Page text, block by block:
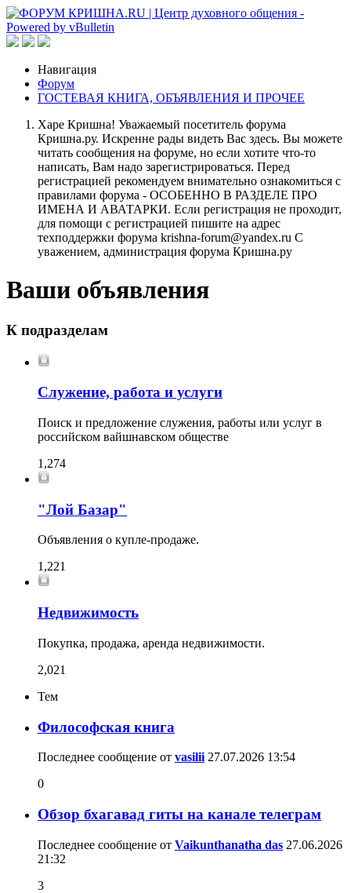
Навигация
Форум
ГОСТЕВАЯ КНИГА, ОБЪЯВЛЕНИЯ И ПРОЧЕЕ
Харе Кришна! Уважаемый посетитель форума
Кришна.ру. Искренне рады видеть Вас здесь. Вы можете
читать сообщения на форуме, но если хотите что-то
написать, Вам надо зарегистрироваться. Перед
регистрацией рекомендуем внимательно ознакомиться с
правилами форума - ОСОБЕННО В РАЗДЕЛЕ ПРО
ИМЕНА И АВАТАРКИ. Если регистрация не проходит,
для помощи с регистрацией пишите на адрес
техподдержки форума krishna-forum@yandex.ru С
уважением, администрация форума Кришна.ру
Ваши объявления
К подразделам
Служение, работа и услуги
Поиск и предложение служения, работы или услуг в
российском вайшнавском обществе
1,274
"Лой Базар"
Объявления о купле-продаже.
1,221
Недвижимость
Покупка, продажа, аренда недвижимости.
2,021
Тем
Философская книга
Последнее сообщение от vasilii 27.07.2026 13:54
0
Обзор бхагавад гиты на канале телеграм
Последнее сообщение от Vaikunthanatha das 27.06.2026
21:32
3